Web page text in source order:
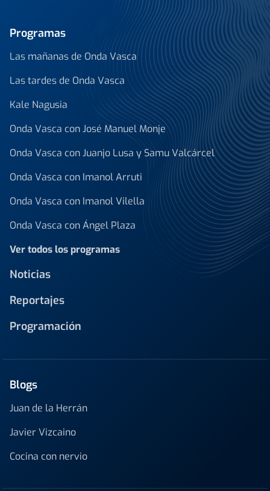
Programas
Las mañanas de Onda Vasca
Las tardes de Onda Vasca
Kale Nagusia
Onda Vasca con José Manuel Monje
Onda Vasca con Juanjo Lusa y Samu Valcárcel
Onda Vasca con Imanol Arruti
Onda Vasca con Imanol Vilella
Onda Vasca con Ángel Plaza
Ver todos los programas
Noticias
Reportajes
Programación
Blogs
Juan de la Herrán
Javier Vizcaino
Cocina con nervio